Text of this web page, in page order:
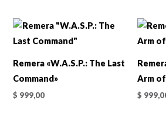
Remera «W.A.S.P.: The Last
Command»
$ 999,00
Arm
$